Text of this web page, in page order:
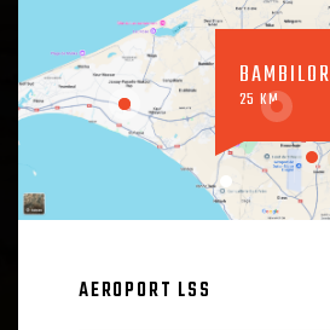
BAMBILOR
25 KM
AEROPORT LSS